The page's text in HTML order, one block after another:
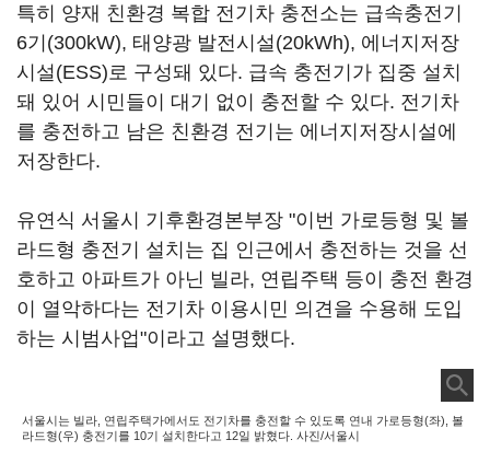
특히 양재 친환경 복합 전기차 충전소는 급속충전기
6기(300kW), 태양광 발전시설(20kWh), 에너지저장
시설(ESS)로 구성돼 있다. 급속 충전기가 집중 설치
돼 있어 시민들이 대기 없이 충전할 수 있다. 전기차
를 충전하고 남은 친환경 전기는 에너지저장시설에
저장한다.
유연식 서울시 기후환경본부장 "이번 가로등형 및 볼
라드형 충전기 설치는 집 인근에서 충전하는 것을 선
호하고 아파트가 아닌 빌라, 연립주택 등이 충전 환경
이 열악하다는 전기차 이용시민 의견을 수용해 도입
하는 시범사업"이라고 설명했다.
서울시는 빌라, 연립주택가에서도 전기차를 충전할 수 있도록 연내 가로등형(좌), 볼
라드형(우) 충전기를 10기 설치한다고 12일 밝혔다. 사진/서울시